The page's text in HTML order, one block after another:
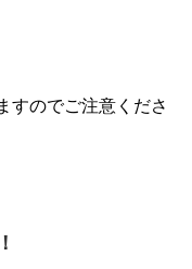
すのでご注意くださ